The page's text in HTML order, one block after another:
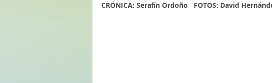
CRÓNICA: Serafín Ordoño   FOTOS: David